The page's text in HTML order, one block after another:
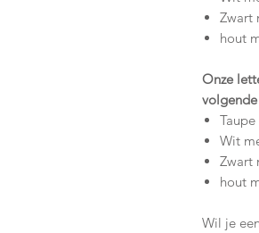
Zwart
hout
Onze
Wit
Zwart
hout
Wil je